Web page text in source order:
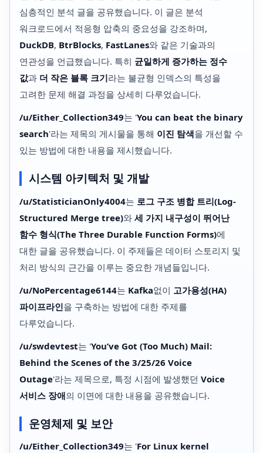
심층적인 분석 글을 공유했습니다. 이 글은 분석
워크로드에서 적응형 압축의 중요성을 강조하며,
DuckDB, BtrBlocks, FastLanes와 같은 기술과의
연관성을 언급했습니다. 특히 균일하게 증가하는 정수
값과 더 작은 블록 크기라는 불균형 인덱스의 특성을
고려한 문제 해결 과정을 상세히 다루었습니다.
/u/Either_Collection349는 'You can beat the binary
search'라는 제목의 게시물을 통해 이진 탐색을 개선할 수
있는 방법에 대한 내용을 제시했습니다.
시스템 아키텍처 및 개발
/u/StatisticianOnly4004는 로그 구조 병합 트리(Log-
Structured Merge tree)와 세 가지 내구성이 뛰어난
함수 형식(The Three Durable Function Forms)에
대한 글을 공유했습니다. 이 주제들은 데이터 스토리지 및
처리 방식의 근간을 이루는 중요한 개념들입니다.
/u/NoPercentage6144는 Kafka없이 고가용성(HA)
파이프라인을 구축하는 방법에 대한 주제를
다루었습니다.
/u/swdevtest는 'You’ve Got (Too Much) Mail:
Behind the Scenes of the 3/25/26 Voice
Outage'라는 제목으로, 특정 시점에 발생했던 Voice
서비스 장애의 이면에 대한 내용을 공유했습니다.
운영체제 및 보안
/u/Either_Collection349는 'For Linux kernel